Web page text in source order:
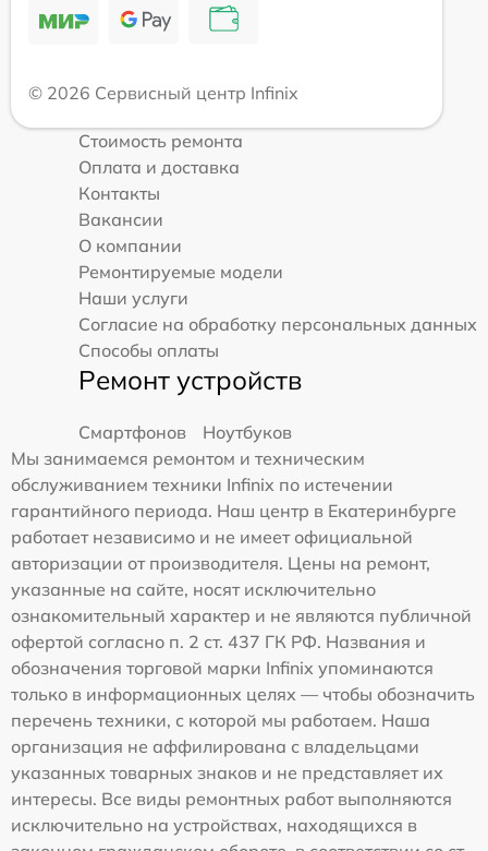
© 2026 Сервисный центр Infinix
Стоимость ремонта
Оплата и доставка
Контакты
Вакансии
О компании
Ремонтируемые модели
Наши услуги
Согласие на обработку персональных данных
Способы оплаты
Ремонт устройств
Смартфонов
Ноутбуков
Мы занимаемся ремонтом и техническим
обслуживанием техники Infinix по истечении
гарантийного периода. Наш центр в Екатеринбурге
работает независимо и не имеет официальной
авторизации от производителя. Цены на ремонт,
указанные на сайте, носят исключительно
ознакомительный характер и не являются публичной
офертой согласно п. 2 ст. 437 ГК РФ. Названия и
обозначения торговой марки Infinix упоминаются
только в информационных целях — чтобы обозначить
перечень техники, с которой мы работаем. Наша
организация не аффилирована с владельцами
указанных товарных знаков и не представляет их
интересы. Все виды ремонтных работ выполняются
исключительно на устройствах, находящихся в